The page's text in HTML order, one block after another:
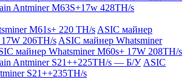
Antminer M63S+17w 428TH/s
M61s+ 220 TH/s ASIC майнер
206TH/s ASIC майнер Whatsminer
майнер Whatsminer M60s+ 17W 208TH/s
Antminer S21++225TH/s — Б/У ASIC
S21++235TH/s